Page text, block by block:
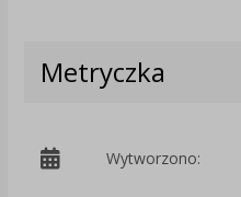
Metryczka
Wytworzono: